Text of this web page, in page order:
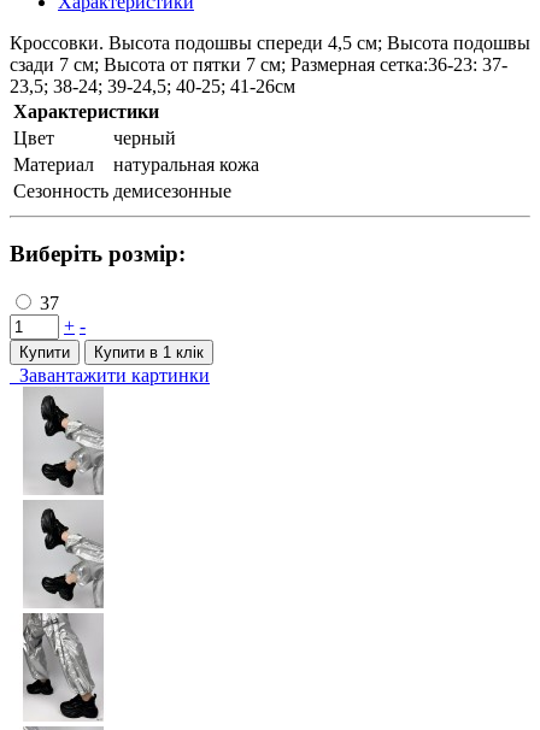
Кроссовки. Высота подошвы спереди 4,5 см; Высота подошвы
сзади 7 см; Высота от пятки 7 см; Размерная сетка:36-23: 37-
23,5; 38-24; 39-24,5; 40-25; 41-26см
Характеристики
Цвет
черный
Материал
натуральная кожа
Сезонность демисезонные
Виберіть розмір:
37
+ -
Купити Купити в 1 клiк
Завантажити картинки